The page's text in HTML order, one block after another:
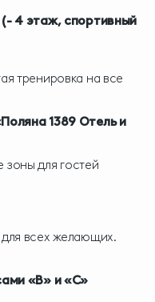
4 этаж, спортивный
тренировка на все
1389 Отель и
зоны для гостей
всех желающих.
«В» и «С»